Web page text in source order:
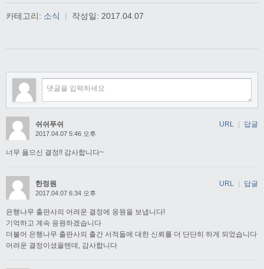
카테고리: 소식 | 작성일: 2017.04.07
쉬쉬푸쉬
2017.04.07 5:46 오후
너무 옳으신 결정!! 감사합니다~
URL | 답글
한정원
2017.04.07 6:34 오후
은행나무 출판사의 어려운 결정에 응원을 보냅니다!
기억하고 계속 응원하겠습니다
더불어 은행나무 출판사의 출간 서적들에 대한 신뢰를 더 단단히 하게 되었습니다
어려운 결정이셨을텐데, 감사합니다
URL | 답글